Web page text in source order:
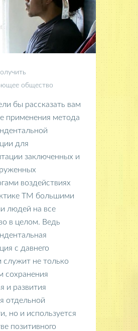
общество
бы рассказать вам
применения метода
для
заключенных и
воздействиях
ТМ большими
людей на все
в целом. Ведь
с давнего
служит не только
сохранения
и развития
отдельной
но и используется
позитивного